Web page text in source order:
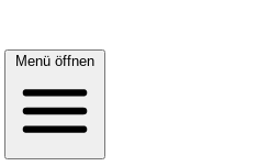
Menü öffnen